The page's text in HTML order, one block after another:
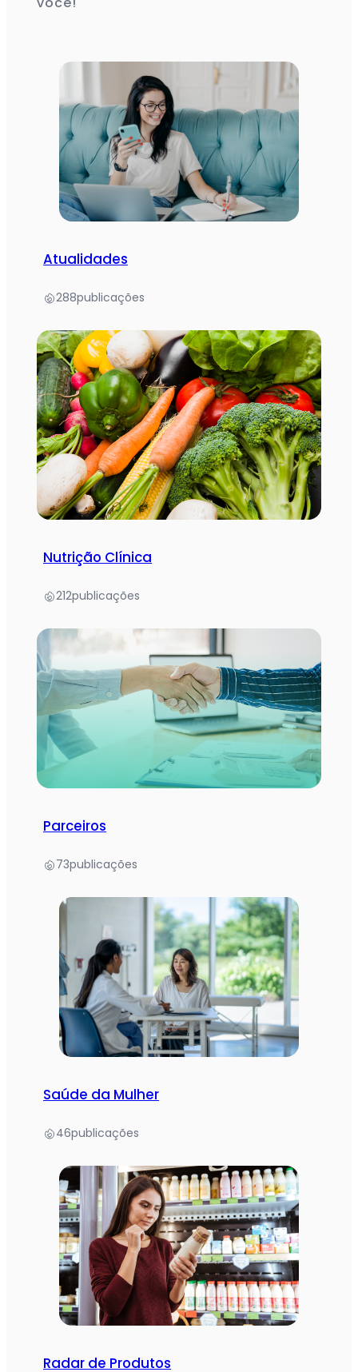
Atualidades
288publicações
Nutrição Clínica
212publicações
Parceiros
73publicações
Saúde da Mulher
46publicações
Radar de Produtos